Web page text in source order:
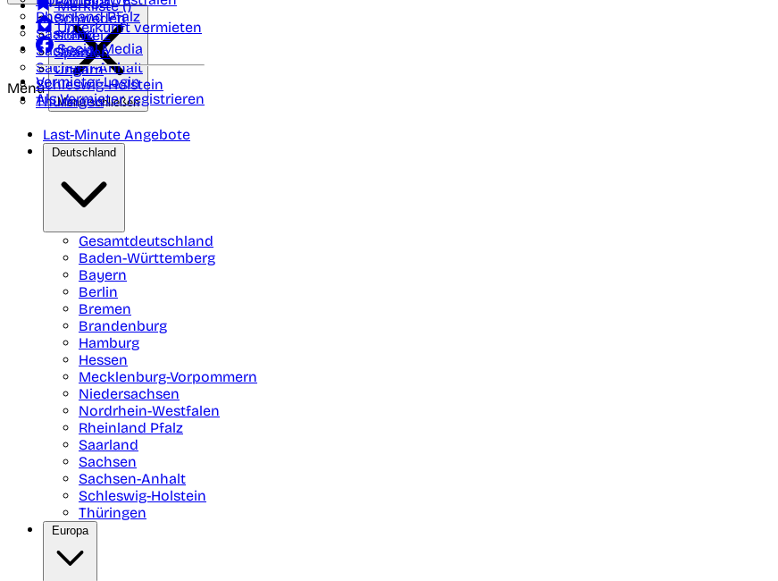
Rheinland Pfalz
Saarland
Sachsen
Sachsen-Anhalt
Schleswig-Holstein
Thüringen
Schweden
Schweiz
Spanien
Ungarn
Merkliste ()
Unterkunft vermieten
Social Media
Vermieter-Login
Als Vermieter registrieren
Menü
Menü schließen
Last-Minute Angebote
Deutschland
Gesamtdeutschland
Baden-Württemberg
Bayern
Berlin
Bremen
Brandenburg
Hamburg
Hessen
Mecklenburg-Vorpommern
Niedersachsen
Nordrhein-Westfalen
Rheinland Pfalz
Saarland
Sachsen
Sachsen-Anhalt
Schleswig-Holstein
Thüringen
Europa